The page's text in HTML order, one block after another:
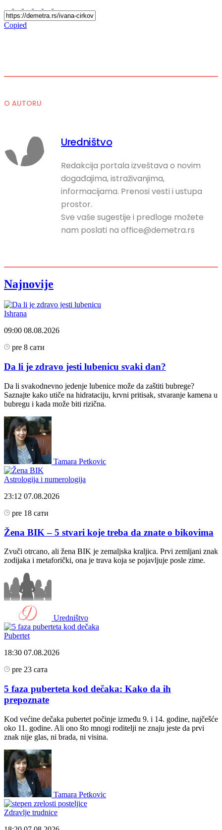
Copied
O AUTORU
Uredništvo
Redakcija portala izveštava o novim
događajima, istraživanjima,
informacijama. Prenosi vesti i ustupa
prostor.
Sve vaše sugestije i predloge možete
nam poslati na office@demetra.rs
Najnovije
Ishrana
09:00 08.08.2026
pre 8 сати
Da li je zdravo jesti lubenicu svaki dan?
Da li svakodnevno jedenje lubenice može da zaštiti bubrege?
Saznajte kako utiče na hidrataciju, krvni pritisak, stvaranje kamena u
bubregu i kada može biti rizična.
Tamara Petkovic
Astrologija i numerologija
23:12 07.08.2026
pre 18 сати
Žena BIK – 5 stvari koje treba da znate o bikovima
Zvuči otrcano, ali žena BIK je zemaljska kraljica. Prvi zemljani znak
zodijaka i metaforički, ona je trava koja se pojavljuje posle zime.
Uredništvo
Pubertet
18:30 07.08.2026
pre 23 сата
5 faza puberteta kod dečaka: Kako da ih
prepoznate
Kod većine dečaka pubertet počinje između 9. i 14. godine, najčešće
oko 11. godine. Ali ono što mnogi roditelji ne znaju jeste da prvi
znak nije glas, ni brada, ni visina.
Tamara Petkovic
Zdravlje trudnice